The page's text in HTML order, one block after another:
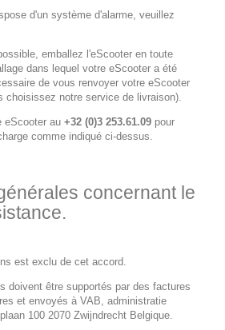
d'un système d'alarme, veuillez
emballez l'eScooter en toute
dans lequel votre eScooter a été
de vous renvoyer votre eScooter
choisissez notre service de livraison).
eScooter au +32 (0)3 253.61.09 pour
comme indiqué ci-dessus.
concernant le
est exclu de cet accord.
doivent être supportés par des factures
et envoyés à VAB, administratie
100 2070 Zwijndrecht Belgique.